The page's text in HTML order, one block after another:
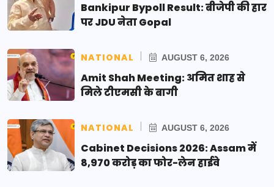
Bankipur Bypoll Result: बीजेपी की हार
पर JDU नेता Gopal
NATIONAL AUGUST 6, 2026
Amit Shah Meeting: अमित शाह से
मिले टीएमसी के बागी
NATIONAL AUGUST 6, 2026
Cabinet Decisions 2026: Assam में
8,970 करोड़ का फोर-लेन हाईवे